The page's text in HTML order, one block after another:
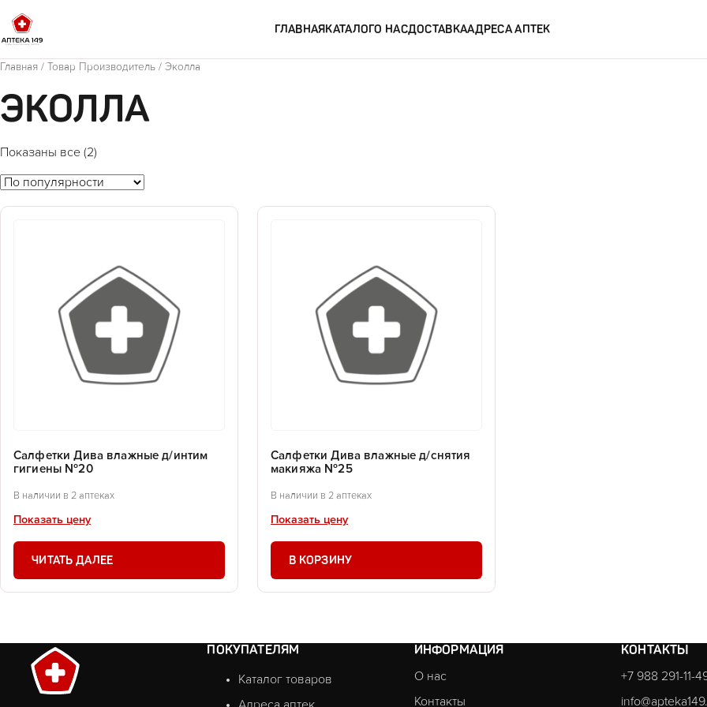
ГЛАВНАЯКАТАЛОГО НАСДОСТАВКААДРЕСА АПТЕК
Главная / Товар Производитель / Эколла
ЭКОЛЛА
Показаны все (2)
Салфетки Дива влажные д/интим
гигиены №20
В наличии в 2 аптеках
Показать цену
ЧИТАТЬ ДАЛЕЕ
Салфетки Дива влажные д/снятия
макияжа №25
В наличии в 2 аптеках
Показать цену
В КОРЗИНУ
ПОКУПАТЕЛЯМ
Каталог товаров
Адреса аптек
ИНФОРМАЦИЯ
О нас
Контакты
КОНТАКТЫ
+7 988 291-11-